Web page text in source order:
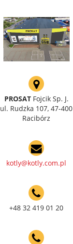
PROSATFojcik Sp. J.
ul. Rudzka 107, 47-400
Racibórz
kotly@kotly.com.pl
+48 32 419 01 20